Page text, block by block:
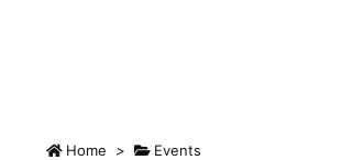
Home > Events